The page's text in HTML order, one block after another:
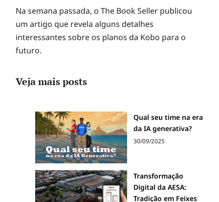
Na semana passada, o The Book Seller publicou
um artigo que revela alguns detalhes
interessantes sobre os planos da Kobo para o
futuro.
Veja mais posts
Qual seu time na era
da IA generativa?
30/09/2025
Transformação
Digital da AESA:
Tradição em Feixes